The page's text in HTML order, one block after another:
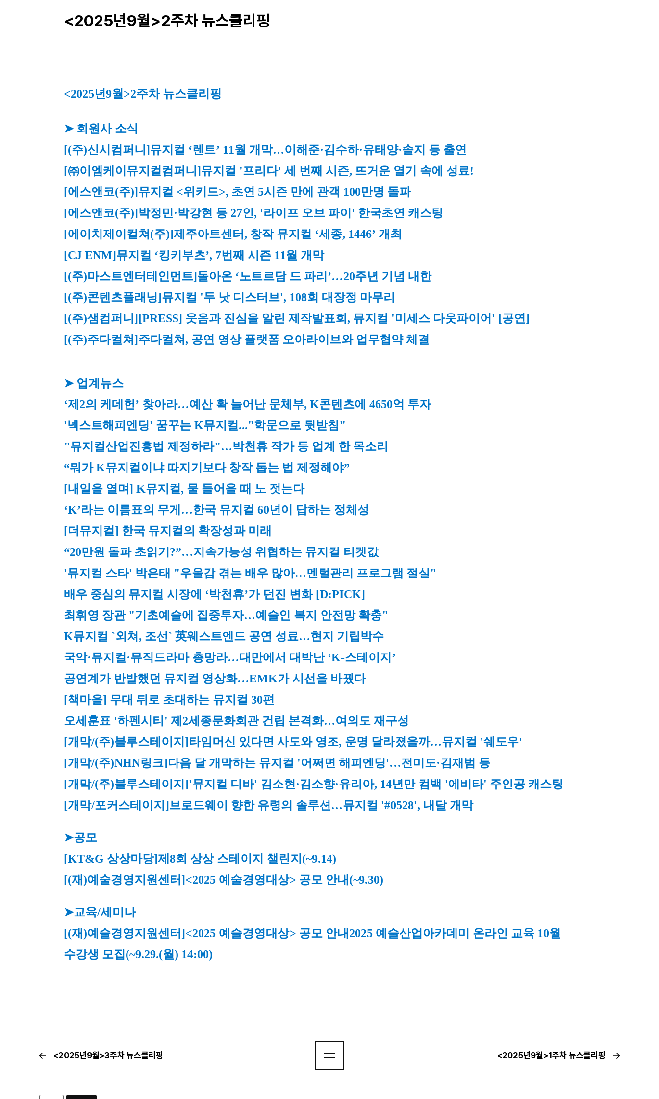
<2025년9월>2주차 뉴스클리핑
<2025년9월>2주차 뉴스클리핑
➤ 회원사 소식
[(주)신시컴퍼니]뮤지컬 ‘렌트’ 11월 개막…이해준·김수하·유태양·솔지 등 출연
[㈜이엠케이뮤지컬컴퍼니]뮤지컬 '프리다' 세 번째 시즌, 뜨거운 열기 속에 성료!
[에스앤코(주)]뮤지컬 <위키드>, 초연 5시즌 만에 관객 100만명 돌파
[에스앤코(주)]박정민·박강현 등 27인, '라이프 오브 파이' 한국초연 캐스팅
[에이치제이컬쳐(주)]제주아트센터, 창작 뮤지컬 ‘세종, 1446’ 개최
[CJ ENM]뮤지컬 ‘킹키부츠’, 7번째 시즌 11월 개막
[(주)마스트엔터테인먼트]돌아온 ‘노트르담 드 파리’…20주년 기념 내한
[(주)콘텐츠플래닝]뮤지컬 '두 낫 디스터브', 108회 대장정 마무리
[(주)샘컴퍼니][PRESS] 웃음과 진심을 알린 제작발표회, 뮤지컬 '미세스 다웃파이어' [공연]
[(주)주다컬쳐]주다컬쳐, 공연 영상 플랫폼 오아라이브와 업무협약 체결
➤ 업계뉴스
‘제2의 케데헌’ 찾아라…예산 확 늘어난 문체부, K콘텐츠에 4650억 투자
'넥스트해피엔딩' 꿈꾸는 K뮤지컬..."학문으로 뒷받침"
"뮤지컬산업진흥법 제정하라"…박천휴 작가 등 업계 한 목소리
“뭐가 K뮤지컬이냐 따지기보다 창작 돕는 법 제정해야”
[내일을 열며] K뮤지컬, 물 들어올 때 노 젓는다
‘K’라는 이름표의 무게…한국 뮤지컬 60년이 답하는 정체성
[더뮤지컬] 한국 뮤지컬의 확장성과 미래
“20만원 돌파 초읽기?”…지속가능성 위협하는 뮤지컬 티켓값
'뮤지컬 스타' 박은태 "우울감 겪는 배우 많아…멘털관리 프로그램 절실"
배우 중심의 뮤지컬 시장에 ‘박천휴’가 던진 변화 [D:PICK]
최휘영 장관 "기초예술에 집중투자…예술인 복지 안전망 확충"
K뮤지컬 `외쳐, 조선` 英웨스트엔드 공연 성료…현지 기립박수
국악·뮤지컬·뮤직드라마 총망라…대만에서 대박난 ‘K-스테이지’
공연계가 반발했던 뮤지컬 영상화…EMK가 시선을 바꿨다
[책마을] 무대 뒤로 초대하는 뮤지컬 30편
오세훈표 '하펜시티' 제2세종문화회관 건립 본격화…여의도 재구성
[개막/(주)블루스테이지]타임머신 있다면 사도와 영조, 운명 달라졌을까…뮤지컬 '쉐도우'
[개막/(주)NHN링크]다음 달 개막하는 뮤지컬 '어쩌면 해피엔딩'…전미도·김재범 등
[개막/(주)블루스테이지]'뮤지컬 디바' 김소현·김소향·유리아, 14년만 컴백 '에비타' 주인공 캐스팅
[개막/포커스테이지]브로드웨이 향한 유령의 솔루션…뮤지컬 '#0528', 내달 개막
➤공모
[KT&G 상상마당]제8회 상상 스테이지 챌린지 (~9.14)
[(재)예술경영지원센터]<2025 예술경영대상> 공모 안내 (~9.30)
➤교육/세미나
[(재)예술경영지원센터]<2025 예술경영대상> 공모 안내 2025 예술산업아카데미 온라인 교육 10월
수강생 모집(~9.29.(월) 14:00)
<2025년9월>3주차 뉴스클리핑 <2025년9월>1주차 뉴스클리핑